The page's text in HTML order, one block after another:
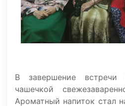
В завершение встречи
чашечкой
Ароматный напиток стал